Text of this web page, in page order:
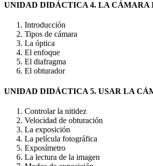
UNIDAD DIDÁCTICA 4. LA CÁMARA
Introducción
Tipos de cámara
La óptica
El enfoque
El diafragma
El obturador
UNIDAD DIDÁCTICA 5. USAR LA
Controlar la nitidez
Velocidad de obturación
La exposición
La película fotográfica
Exposímetro
La lectura de la imagen